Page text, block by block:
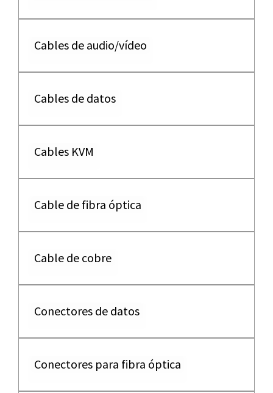
Cables de audio/vídeo
Cables de datos
Cables KVM
Cable de fibra óptica
Cable de cobre
Conectores de datos
Conectores para fibra óptica